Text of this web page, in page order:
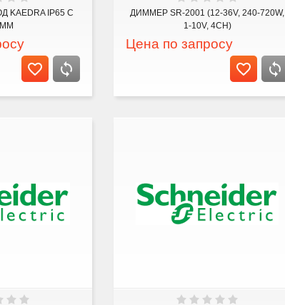
IP65 С
ДИММЕР SR-2001 (12-36V, 240-720W,
1-10V, 4CH)
Цена по запросу